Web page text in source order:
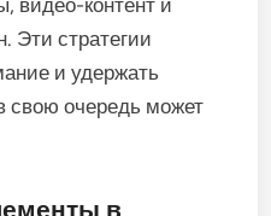
видео-контент и
Эти стратегии
и удержать
свою очередь может
в